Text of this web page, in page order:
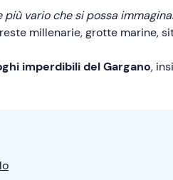
più vario che si possa
millenarie, grotte marine,
imperdibili del Gargano,